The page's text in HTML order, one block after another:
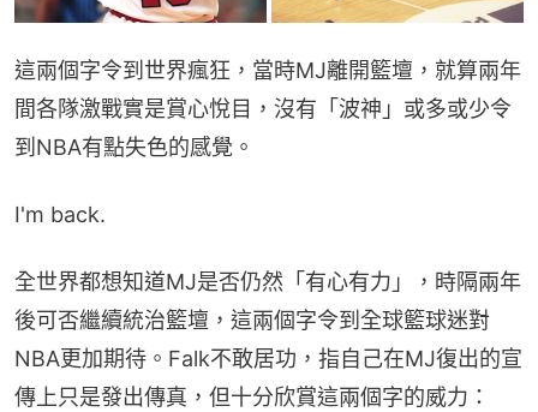
這兩個字令到世界瘋狂，當時MJ離開籃壇，就算兩年
間各隊激戰實是賞心悅目，沒有「波神」或多或少令
到NBA有點失色的感覺。
I'm back.
全世界都想知道MJ是否仍然「有心有力」，時隔兩年
後可否繼續統治籃壇，這兩個字令到全球籃球迷對
NBA更加期待。Falk不敢居功，指自己在MJ復出的宣
傳上只是發出傳真，但十分欣賞這兩個字的威力：